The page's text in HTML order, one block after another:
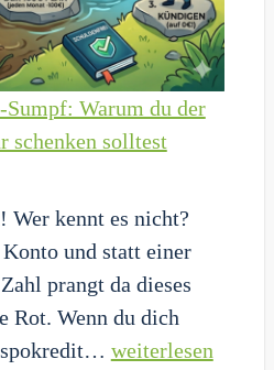
Sumpf: Warum du der
schenken solltest
Wer kennt es nicht?
und statt einer
prangt da dieses
Rot. Wenn du dich
Raus
weiterlesen